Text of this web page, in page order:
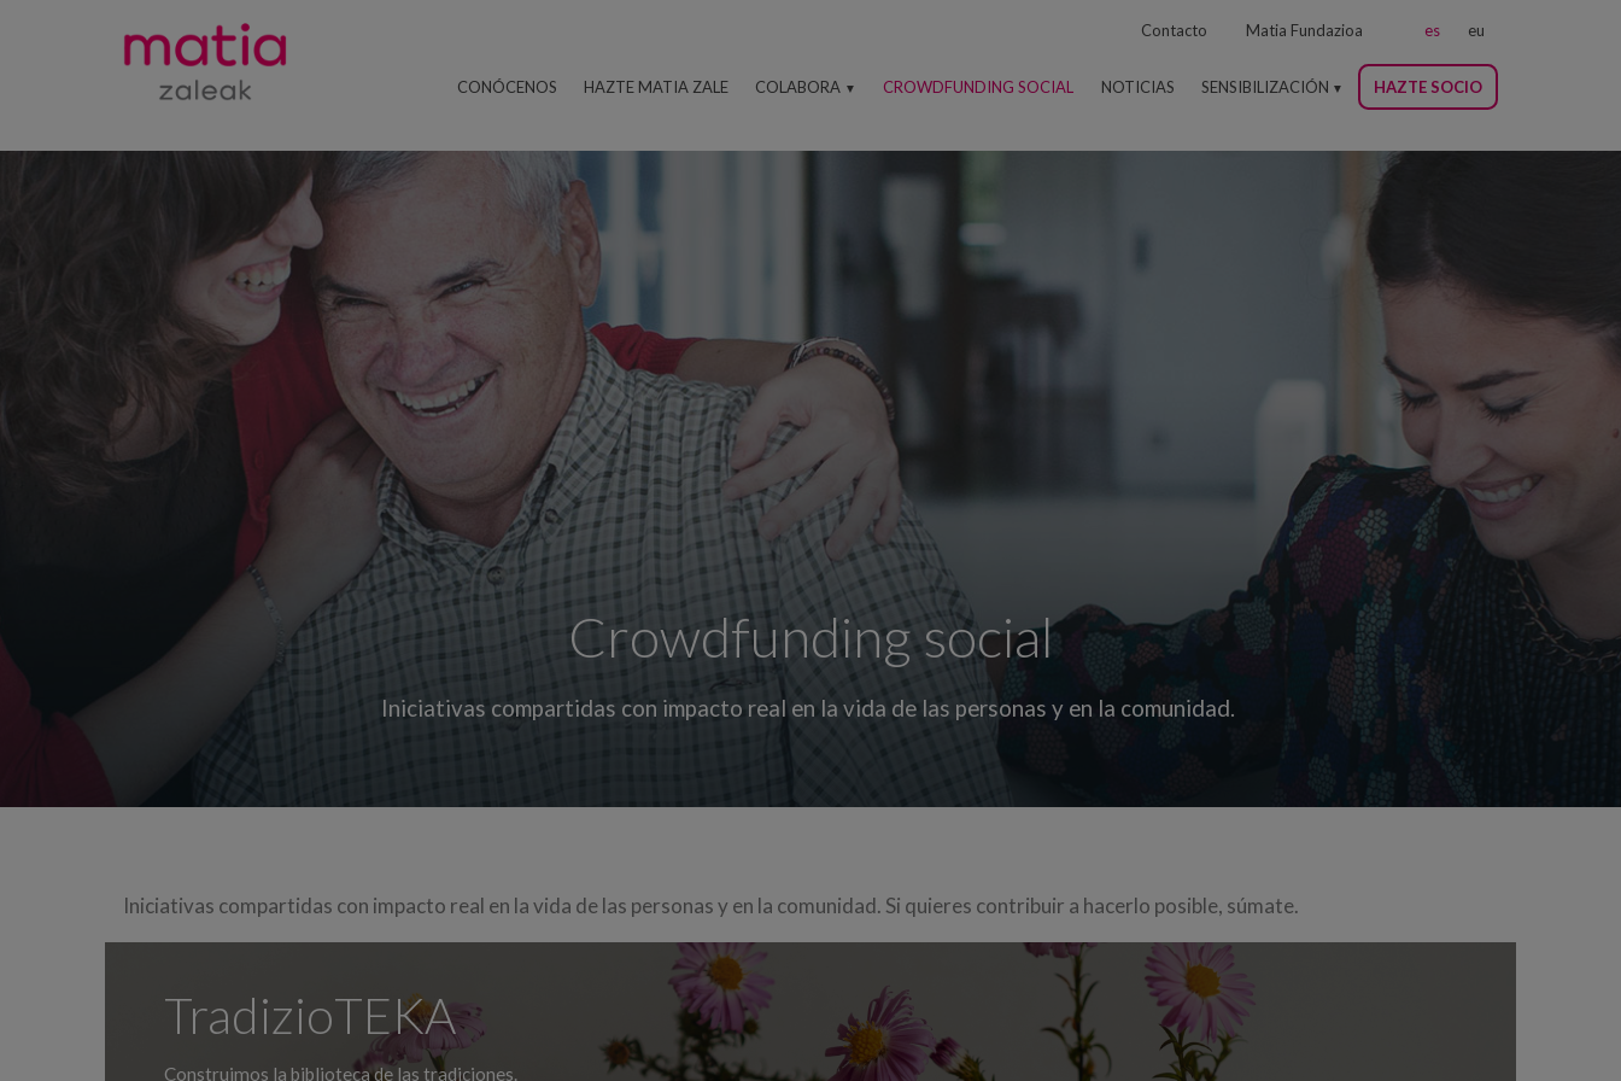
CONÓCENOS HAZTE MATIA ZALE COLABORA CROWDFUNDING SOCIAL NOTICIAS SENSIBILIZACIÓN HAZTE SOCIO
es eu
Contacto Matia Fundazioa
Crowdfunding social
Iniciativas compartidas con impacto real en la vida de las personas y en la comunidad.
Iniciativas compartidas con impacto real en la vida de las personas y en la comunidad. Si quieres contribuir a hacerlo posible, súmate.
TradizioTEKA
Construimos la biblioteca de las tradiciones.